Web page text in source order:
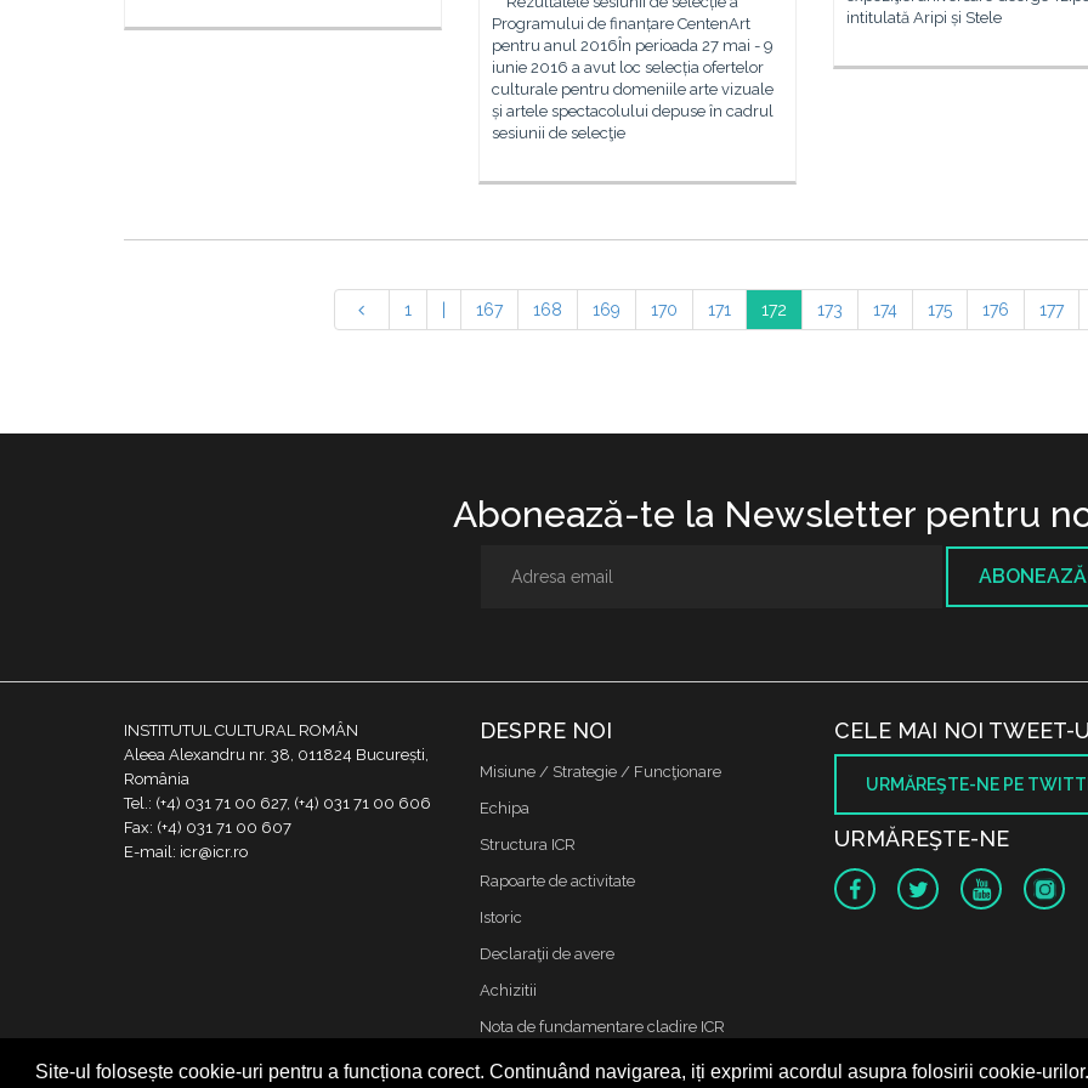
Site-ul folosește cookie-uri pentru a funcționa corect. Continuând navigarea, iți exprimi acordul asupra folosirii cookie-urilor.
intitulată Aripi și Stele
Programului de finanțare CentenArt
pentru anul 2016În perioada 27 mai - 9
iunie 2016 a avut loc selecția ofertelor
culturale pentru domeniile arte vizuale
și artele spectacolului depuse în cadrul
sesiunii de selecţie
1 167 168 169 170 171 172 173 174 175 176 177
Abonează-te la Newsletter pentru
INSTITUTUL CULTURAL ROMÂN
Aleea Alexandru nr. 38, 011824 București,
România
Tel.: (+4) 031 71 00 627, (+4) 031 71 00 606
Fax: (+4) 031 71 00 607
E-mail: icr@icr.ro
DESPRE NOI
Misiune / Strategie / Funcţionare
Echipa
Structura ICR
Rapoarte de activitate
Istoric
Declaraţii de avere
Achizitii
Nota de fundamentare cladire ICR
Contact
CELE MAI NOI TWEET-
URMĂREŞTE-NE PE
URMĂREŞTE-NE